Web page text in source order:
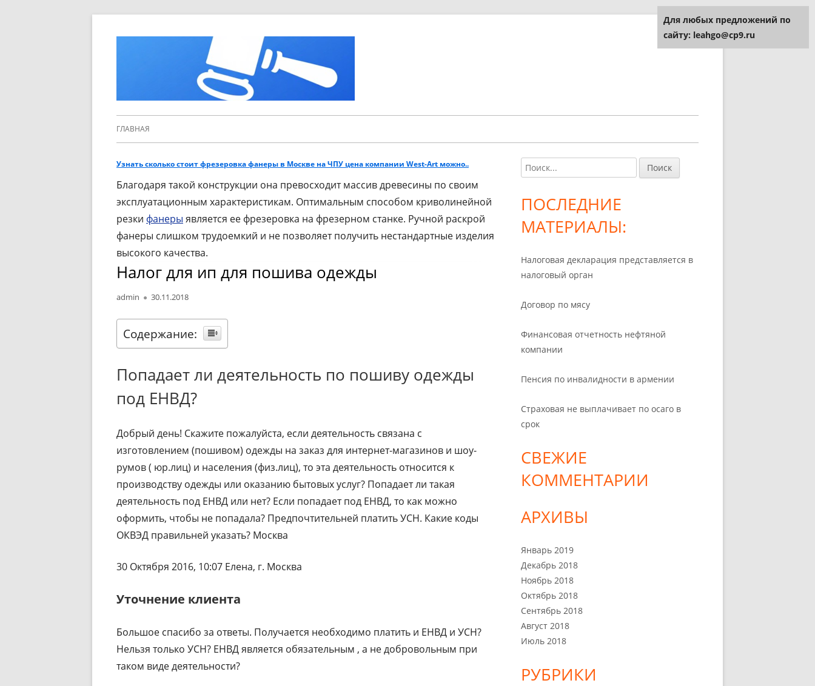
Основное
ГЛАВНАЯ
Узнать сколько стоит фрезеровка фанеры в Москве на ЧПУ цена компании West-Art можно..
Благодаря такой конструкции она превосходит массив древесины по своим
эксплуатационным характеристикам. Оптимальным способом криволинейной
резки фанеры является ее фрезеровка на фрезерном станке. Ручной раскрой
фанеры слишком трудоемкий и не позволяет получить нестандартные изделия
высокого качества.
Налог для ип для пошива одежды
Автор
admin Опубликовано
30.11.2018
Содержание:
Попадает ли деятельность по пошиву одежды
под ЕНВД?
Добрый день! Скажите пожалуйста, если деятельность связана с
изготовлением (пошивом) одежды на заказ для интернет-магазинов и шоу-
румов ( юр.лиц) и населения (физ.лиц), то эта деятельность относится к
производству одежды или оказанию бытовых услуг? Попадает ли такая
деятельность под ЕНВД или нет? Если попадает под ЕНВД, то как можно
оформить, чтобы не попадала? Предпочтительней платить УСН. Какие коды
ОКВЭД правильней указать? Москва
30 Октября 2016, 10:07 Елена, г. Москва
Уточнение клиента
Большое спасибо за ответы. Получается необходимо платить и ЕНВД и УСН?
Нельзя только УСН? ЕНВД является обязательным , а не добровольным при
таком виде деятельности?
Главная
боковая
колонка
Найти:
ПОСЛЕДНИЕ
МАТЕРИАЛЫ:
Налоговая декларация представляется в
налоговый орган
Договор по мясу
Финансовая отчетность нефтяной
компании
Пенсия по инвалидности в армении
Страховая не выплачивает по осаго в
срок
СВЕЖИЕ
КОММЕНТАРИИ
АРХИВЫ
Январь 2019
Декабрь 2018
Ноябрь 2018
Октябрь 2018
Сентябрь 2018
Август 2018
Июль 2018
РУБРИКИ
Для любых предложений по
сайту: leahgo@cp9.ru